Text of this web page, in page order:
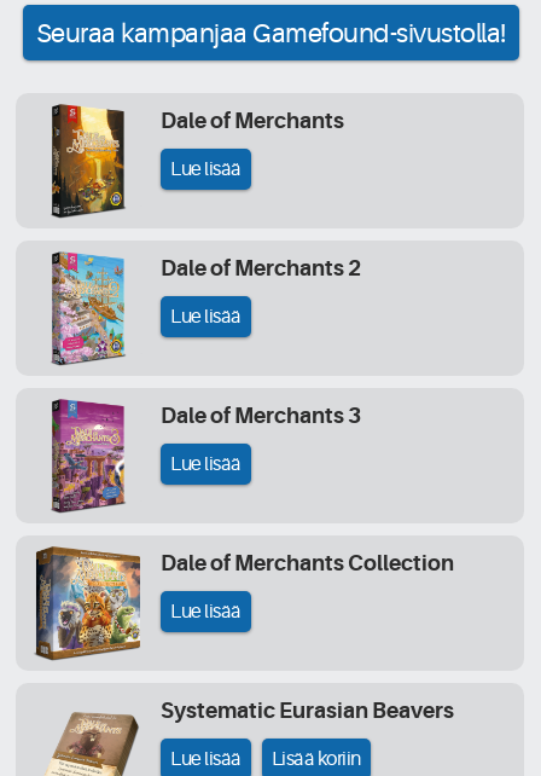
Seuraa kampanjaa Gamefound-sivustolla!
Dale of Merchants
Lue lisää
Dale of Merchants 2
Lue lisää
Dale of Merchants 3
Lue lisää
Dale of Merchants Collection
Lue lisää
Systematic Eurasian Beavers
Lue lisää Lisää koriin